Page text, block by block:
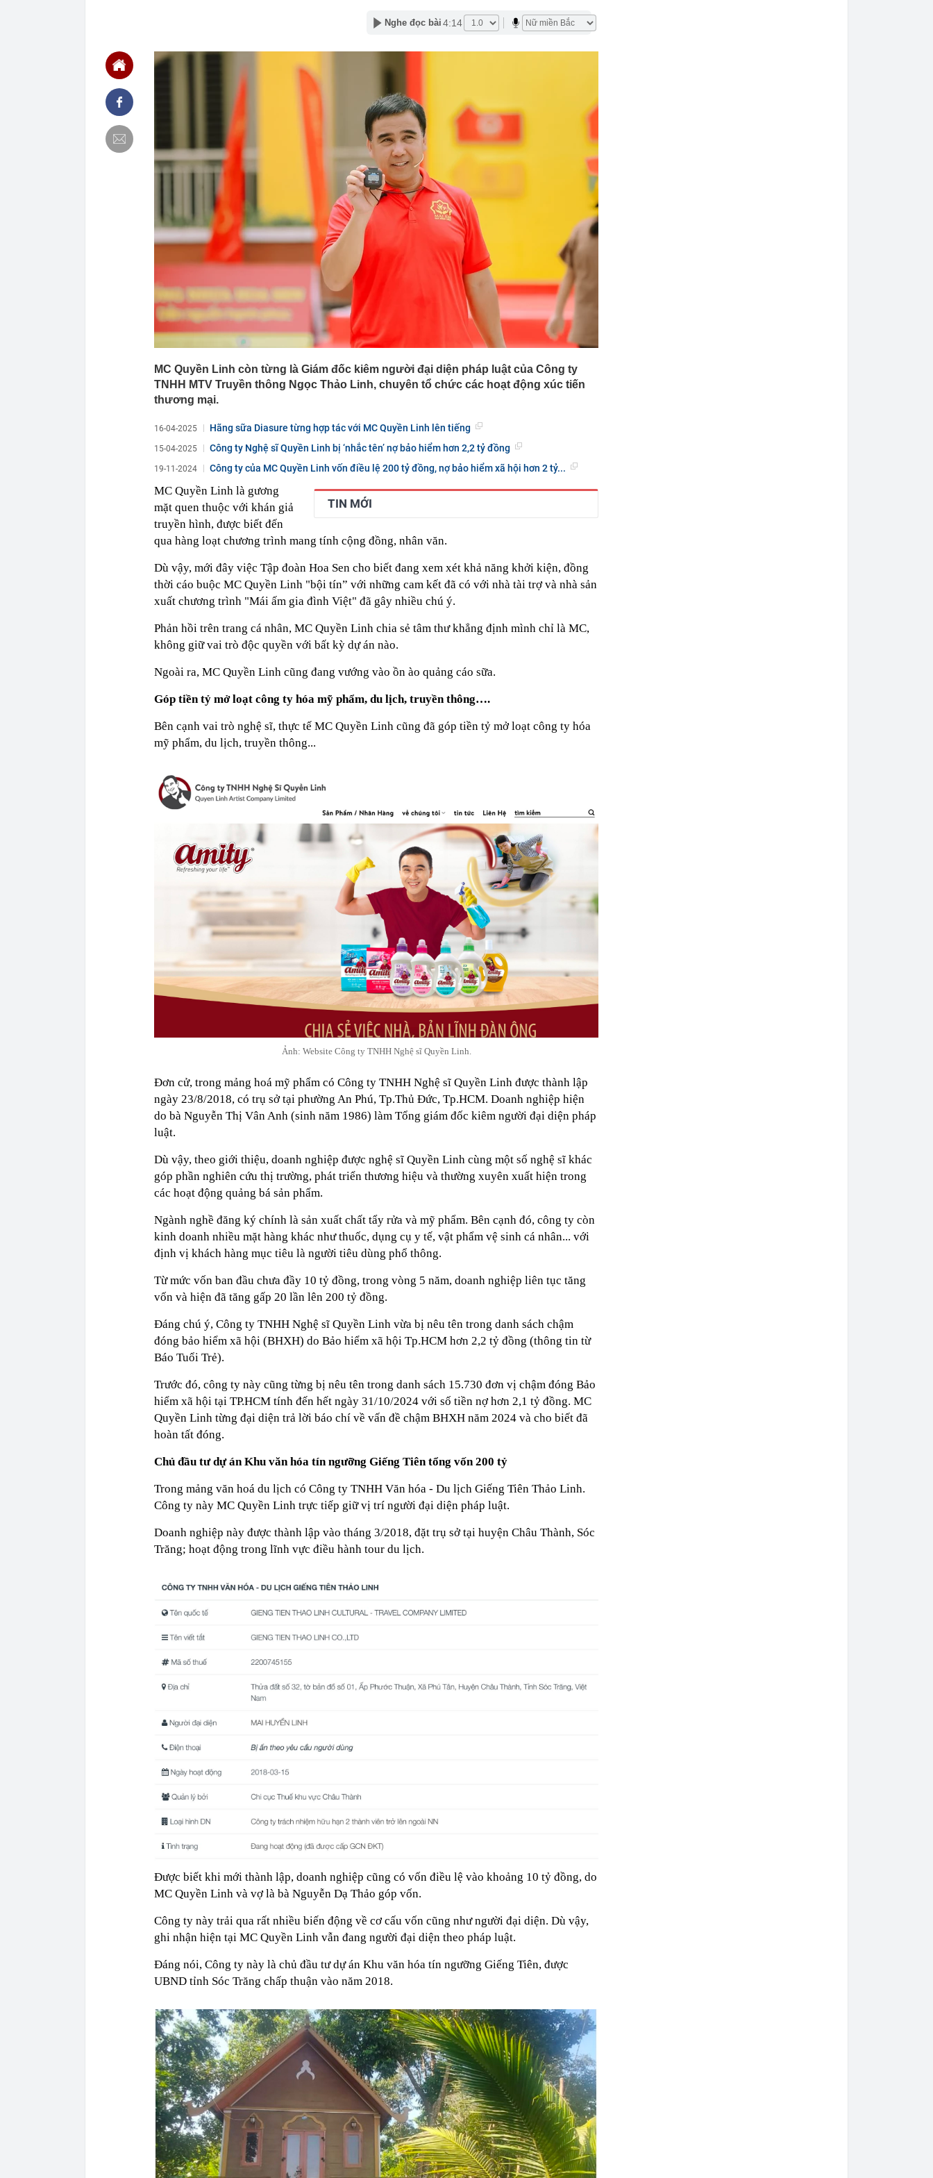
'Nam thần ngôn tình' từng làm nghề giao báo, U60 vẫn như thanh niên
21:52
Thu chục nghìn tỷ từ bán vé số, công ty xổ số chi trả thưởng thế nào?
Bắt khẩn cấp Vũ Thị Thanh SN 2003 và Vi Thị Hòe SN 2004
Một siêu bão cướp đi sinh mạng của 500.000 người: Sức gió tới
240km/h, là thảm kịch khí tượng tàn khốc nhất từng được ghi nhận
21:34
"Tiền làm ra rồi cũng để cho con": Lời khuyên khiến nhiều cha mẹ
21:23
NSƯT Thành Lộc gửi lời tạm biệt tới khán giả
Cuộc đua ngầm lãi suất tiết kiệm: Có ngân hàng lớn niêm yết 6%
nhưng thực trả tới 9%/năm
Sáng mai, Bắc Bộ sẽ có mưa to đến rất to
Nghe đọc bài 4:14
MC Quyền Linh còn từng là Giám đốc kiêm người đại diện pháp luật của Công ty
TNHH MTV Truyền thông Ngọc Thảo Linh, chuyên tổ chức các hoạt động xúc tiến
thương mại.
16-04-2025 Hãng sữa Diasure từng hợp tác với MC Quyền Linh lên tiếng
15-04-2025 Công ty Nghệ sĩ Quyền Linh bị ‘nhắc tên’ nợ bảo hiểm hơn 2,2 tỷ đồng
19-11-2024 Công ty của MC Quyền Linh vốn điều lệ 200 tỷ đồng, nợ bảo hiểm xã hội hơn 2 tỷ...
TIN MỚI
MC Quyền Linh là gương
mặt quen thuộc với khán giả
truyền hình, được biết đến
qua hàng loạt chương trình mang tính cộng đồng, nhân văn.
Dù vậy, mới đây việc Tập đoàn Hoa Sen cho biết đang xem xét khả năng khởi kiện, đồng
thời cáo buộc MC Quyền Linh "bội tín” với những cam kết đã có với nhà tài trợ và nhà sản
xuất chương trình "Mái ấm gia đình Việt" đã gây nhiều chú ý.
Phản hồi trên trang cá nhân, MC Quyền Linh chia sẻ tâm thư khẳng định mình chỉ là MC,
không giữ vai trò độc quyền với bất kỳ dự án nào.
Ngoài ra, MC Quyền Linh cũng đang vướng vào ồn ào quảng cáo sữa.
Góp tiền tỷ mở loạt công ty hóa mỹ phẩm, du lịch, truyền thông….
Bên cạnh vai trò nghệ sĩ, thực tế MC Quyền Linh cũng đã góp tiền tỷ mở loạt công ty hóa
mỹ phẩm, du lịch, truyền thông...
Ảnh: Website Công ty TNHH Nghệ sĩ Quyền Linh.
Đơn cử, trong mảng hoá mỹ phẩm có Công ty TNHH Nghệ sĩ Quyền Linh được thành lập
ngày 23/8/2018, có trụ sở tại phường An Phú, Tp.Thủ Đức, Tp.HCM. Doanh nghiệp hiện
do bà Nguyễn Thị Vân Anh (sinh năm 1986) làm Tổng giám đốc kiêm người đại diện pháp
luật.
Dù vậy, theo giới thiệu, doanh nghiệp được nghệ sĩ Quyền Linh cùng một số nghệ sĩ khác
góp phần nghiên cứu thị trường, phát triển thương hiệu và thường xuyên xuất hiện trong
các hoạt động quảng bá sản phẩm.
Ngành nghề đăng ký chính là sản xuất chất tẩy rửa và mỹ phẩm. Bên cạnh đó, công ty còn
kinh doanh nhiều mặt hàng khác như thuốc, dụng cụ y tế, vật phẩm vệ sinh cá nhân... với
định vị khách hàng mục tiêu là người tiêu dùng phổ thông.
Từ mức vốn ban đầu chưa đầy 10 tỷ đồng, trong vòng 5 năm, doanh nghiệp liên tục tăng
vốn và hiện đã tăng gấp 20 lần lên 200 tỷ đồng.
Đáng chú ý, Công ty TNHH Nghệ sĩ Quyền Linh vừa bị nêu tên trong danh sách chậm
đóng bảo hiểm xã hội (BHXH) do Bảo hiểm xã hội Tp.HCM hơn 2,2 tỷ đồng (thông tin từ
Báo Tuổi Trẻ).
Trước đó, công ty này cũng từng bị nêu tên trong danh sách 15.730 đơn vị chậm đóng Bảo
hiểm xã hội tại TP.HCM tính đến hết ngày 31/10/2024 với số tiền nợ hơn 2,1 tỷ đồng. MC
Quyền Linh từng đại diện trả lời báo chí về vấn đề chậm BHXH năm 2024 và cho biết đã
hoàn tất đóng.
Chủ đầu tư dự án Khu văn hóa tín ngưỡng Giếng Tiêntổng vốn 200 tỷ
Trong mảng văn hoá du lịch có Công ty TNHH Văn hóa - Du lịch Giếng Tiên Thảo Linh.
Công ty này MC Quyền Linh trực tiếp giữ vị trí người đại diện pháp luật.
Doanh nghiệp này được thành lập vào tháng 3/2018, đặt trụ sở tại huyện Châu Thành, Sóc
Trăng; hoạt động trong lĩnh vực điều hành tour du lịch.
Được biết khi mới thành lập, doanh nghiệp cũng có vốn điều lệ vào khoảng 10 tỷ đồng, do
MC Quyền Linh và vợ là bà Nguyễn Dạ Thảo góp vốn.
Công ty này trải qua rất nhiều biến động về cơ cấu vốn cũng như người đại diện. Dù vậy,
ghi nhận hiện tại MC Quyền Linh vẫn đang người đại diện theo pháp luật.
Đáng nói, Công ty này là chủ đầu tư dự án Khu văn hóa tín ngưỡng Giếng Tiên, được
UBND tỉnh Sóc Trăng chấp thuận vào năm 2018.